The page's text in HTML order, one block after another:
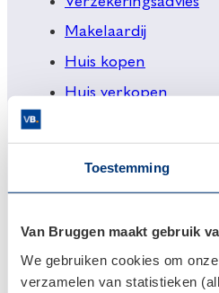
Toestemming
Van Bruggen maakt gebruik
We gebruiken cookies om
verzamelen van statistieken
Makelaardij
Huis kopen
Huis verkopen
Klantenservice en
vestiging
0800 1600
info@vanbruggen.nl